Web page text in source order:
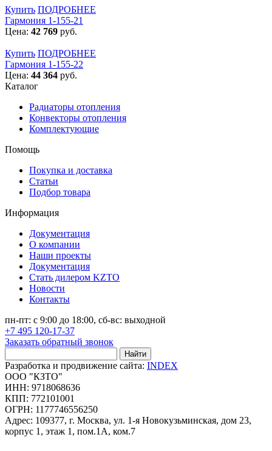
Купить ПОДРОБНЕЕ
Гармония 1-155-21
Цена: 42 769 руб.
Купить ПОДРОБНЕЕ
Гармония 1-155-22
Цена: 44 364 руб.
Каталог
Радиаторы отопления
Конвекторы отопления
Комплектующие
Помощь
Покупка и доставка
Статьи
Подбор товара
Информация
Документация
О компании
Наши проекты
Документация
Стать дилером KZTO
Новости
Контакты
пн-пт: с 9:00 до 18:00, сб-вс: выходной
+7 495 120-17-37
Заказать обратный звонок
Найти
Разработка и продвижение сайта: INDEX
ООО "КЗТО"
ИНН: 9718068636
КПП: 772101001
ОГРН: 1177746556250
Адрес: 109377, г. Москва, ул. 1-я Новокузьминская, дом 23,
корпус 1, этаж 1, пом.1А, ком.7